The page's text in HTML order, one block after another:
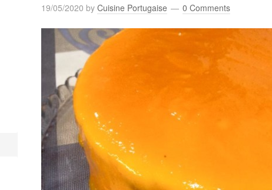
19/05/2020 by Cuisine Portugaise 0 Comments